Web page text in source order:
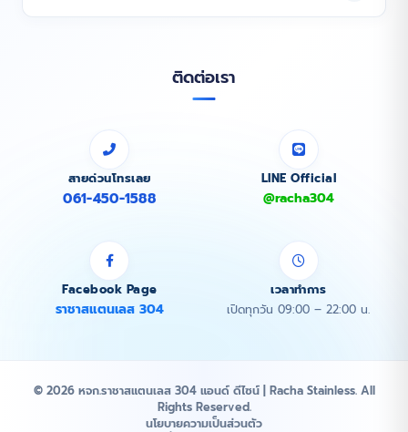
ติดต่อเรา
สายด่วนโทรเลย
061-450-1588
LINE Official
@racha304
Facebook Page
ราชาสแตนเลส 304
เวลาทำการ
เปิดทุกวัน 09:00 – 22:00 น.
© 2026 หจก.ราชาสแตนเลส 304 แอนด์ ดีไซน์ | Racha Stainless. All
Rights Reserved.
นโยบายความเป็นส่วนตัว